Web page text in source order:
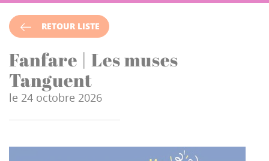
RETOUR LISTE
Fanfare | Les muses
Tanguent
le 24 octobre 2026